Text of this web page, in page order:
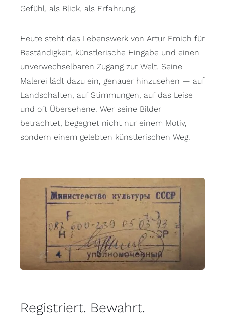
Gefühl, als Blick, als Erfahrung.
Heute steht das Lebenswerk von Artur Emich für
Beständigkeit, künstlerische Hingabe und einen
unverwechselbaren Zugang zur Welt. Seine
Malerei lädt dazu ein, genauer hinzusehen — auf
Landschaften, auf Stimmungen, auf das Leise
und oft Übersehene. Wer seine Bilder
betrachtet, begegnet nicht nur einem Motiv,
sondern einem gelebten künstlerischen Weg.
Registriert. Bewahrt.